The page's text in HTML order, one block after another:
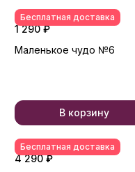
Бесплатная доставка
1 290 ₽
Маленькое чудо №6
В корзину
Бесплатная доставка
4 290 ₽